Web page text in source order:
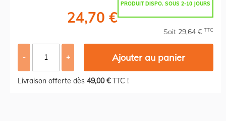
PRODUIT DISPO. SOUS 2-10 JOURS
24,70 €
Soit 29,64 € TTC
- + Ajouter au panier
Livraison offerte dès 49,00 €TTC !